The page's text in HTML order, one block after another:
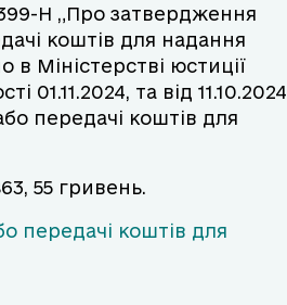
Н „Про затвердження
коштів для надання
Міністерстві юстиції
01.11.2024, та від 11.10.2024
передачі коштів для
55 гривень.
передачі коштів для